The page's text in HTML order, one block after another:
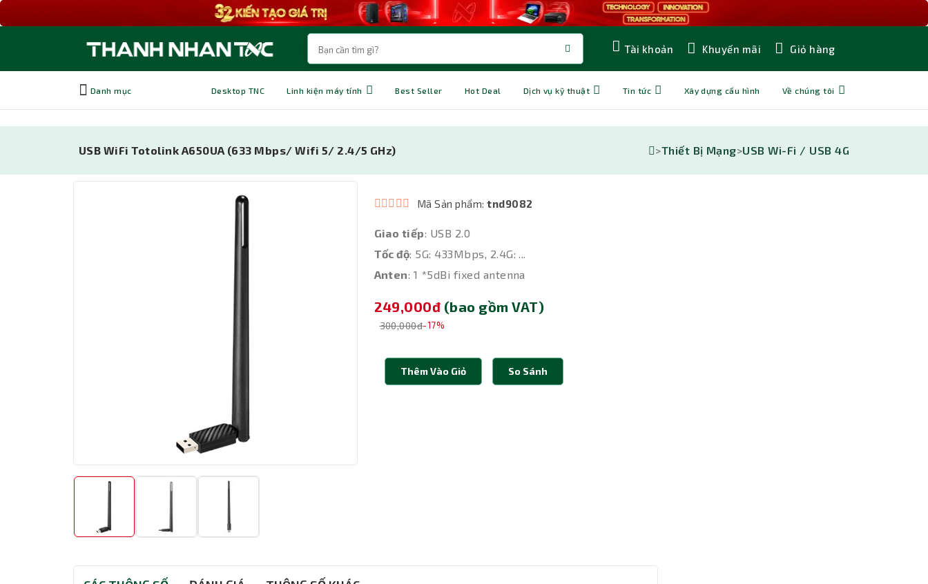
Tài khoản Khuyến mãi Giỏ hàng
Danh mục Desktop TNC Linh kiện máy tính Best Seller Hot Deal Dịch vụ kỹ thuật Tin tức Xây dựng cấu hình Về chúng tôi
USB WiFi Totolink A650UA (633 Mbps/ Wifi 5/ 2.4/5 GHz) >Thiết Bị Mạng>USB Wi-Fi / USB 4G
Mã Sản phẩm:tnd9082
Giao tiếp: USB 2.0
Tốc độ: 5G: 433Mbps, 2.4G: ...
Anten: 1 *5dBi fixed antenna
249,000đ (bao gồm VAT)
300,000đ-17%
Thêm Vào Giỏ So Sánh